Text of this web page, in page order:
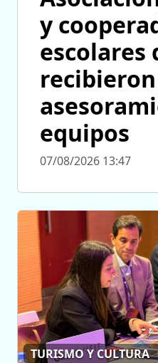
y
escolares
recibieron
equipos
07/08/2026 13:47
TURISMO Y CULTURA